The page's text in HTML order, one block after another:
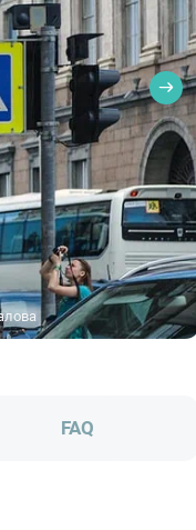
FAQ